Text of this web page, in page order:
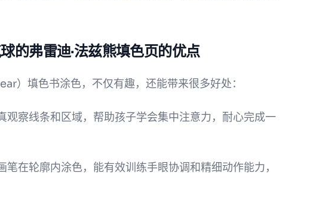
的弗雷迪·法兹熊填色页的优点
）填色书涂色，不仅有趣，还能带来很多好处：
察线条和区域，帮助孩子学会集中注意力，耐心完成一
在轮廓内涂色，能有效训练手眼协调和精细动作能力，